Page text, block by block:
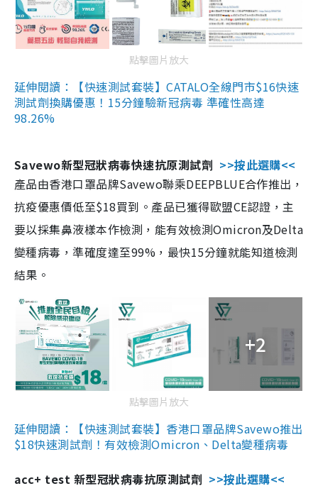
點擊圖片放大
延伸閱讀：【快速測試套裝】CATALO全線門市$16快速
測試劑換購優惠！15分鐘驗新冠病毒 準確性高達
98.26%
Savewo新型冠狀病毒快速抗原測試劑 >>按此選購<<
產品由香港口罩品牌Savewo聯乘DEEPBLUE合作推出，
抗疫優惠價低至$18買到。產品已獲得歐盟CE認證，主
要以採集鼻液樣本作檢測，能有效檢測Omicron及Delta
變種病毒，準確度達至99%，最快15分鐘就能知道檢測
結果。
+2
點擊圖片放大
延伸閱讀：【快速測試套裝】香港口罩品牌Savewo推出
$18快速測試劑！有效檢測Omicron、Delta變種病毒
acc+ test 新型冠狀病毒抗原測試劑 >>按此選購<<